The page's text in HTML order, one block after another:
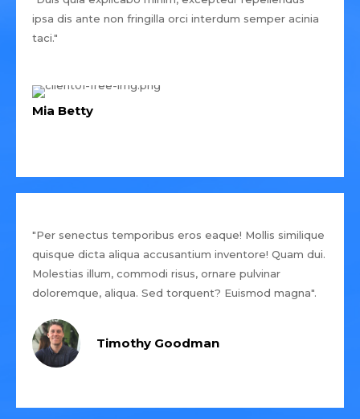
ipsa dis ante non fringilla orci interdum semper acinia
taci."
Mia Betty
"Per senectus temporibus eros eaque! Mollis similique
quisque dicta aliqua accusantium inventore! Quam dui.
Molestias illum, commodi risus, ornare pulvinar
doloremque, aliqua. Sed torquent? Euismod magna".
Timothy Goodman